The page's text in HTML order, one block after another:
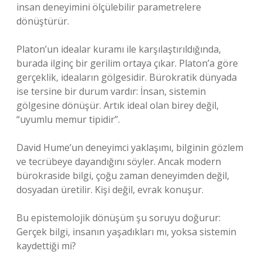
insan deneyimini ölçülebilir parametrelere
dönüştürür.
Platon’un idealar kuramı ile karşılaştırıldığında,
burada ilginç bir gerilim ortaya çıkar. Platon’a göre
gerçeklik, ideaların gölgesidir. Bürokratik dünyada
ise tersine bir durum vardır: İnsan, sistemin
gölgesine dönüşür. Artık ideal olan birey değil,
“uyumlu memur tipidir”.
David Hume’un deneyimci yaklaşımı, bilginin gözlem
ve tecrübeye dayandığını söyler. Ancak modern
bürokraside bilgi, çoğu zaman deneyimden değil,
dosyadan üretilir. Kişi değil, evrak konuşur.
Bu epistemolojik dönüşüm şu soruyu doğurur:
Gerçek bilgi, insanın yaşadıkları mı, yoksa sistemin
kaydettiği mi?